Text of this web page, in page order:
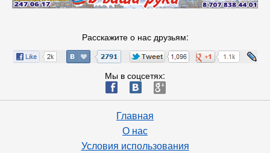
Расскажите о нас друзьям:
Мы в соцсетях:
ä æ è
Главная
О нас
Условия использования